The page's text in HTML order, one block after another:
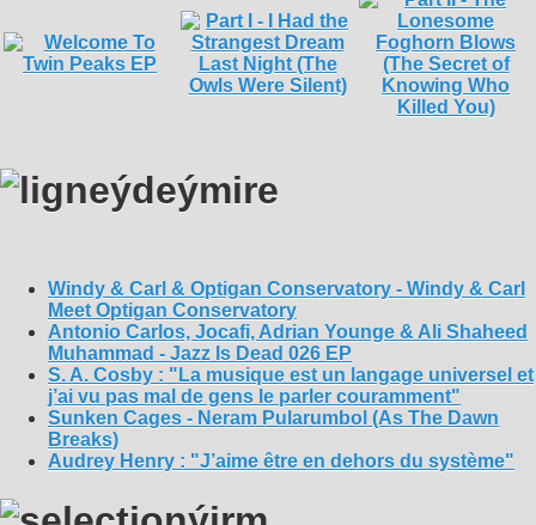
Windy & Carl & Optigan Conservatory - Windy & Carl
Meet Optigan Conservatory
Antonio Carlos, Jocafi, Adrian Younge & Ali Shaheed
Muhammad - Jazz Is Dead 026 EP
S. A. Cosby : "La musique est un langage universel et
j’ai vu pas mal de gens le parler couramment"
Sunken Cages - Neram Pularumbol (As The Dawn
Breaks)
Audrey Henry : "J’aime être en dehors du système"